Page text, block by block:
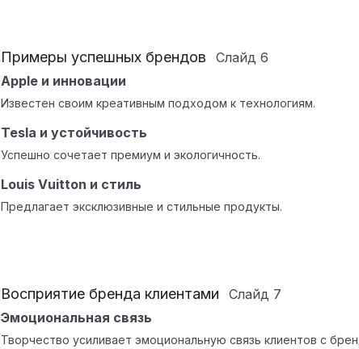
Примеры успешных брендов Слайд 6
Apple и инновации
Известен своим креативным подходом к технологиям.
Tesla и устойчивость
Успешно сочетает премиум и экологичность.
Louis Vuitton и стиль
Предлагает эксклюзивные и стильные продукты.
Восприятие бренда клиентами Слайд 7
Эмоциональная связь
Творчество усиливает эмоциональную связь клиентов с